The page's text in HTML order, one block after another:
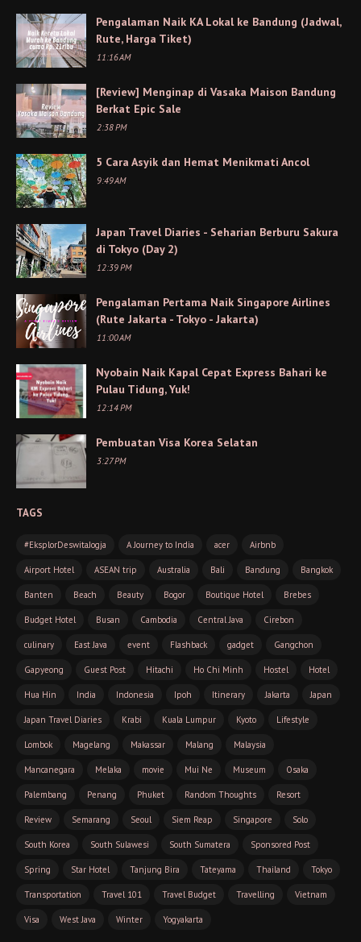
Pengalaman Naik KA Lokal ke Bandung (Jadwal,
Rute, Harga Tiket)
11:16 AM
[Review] Menginap di Vasaka Maison Bandung
Berkat Epic Sale
2:38 PM
5 Cara Asyik dan Hemat Menikmati Ancol
9:49 AM
Japan Travel Diaries - Seharian Berburu Sakura
di Tokyo (Day 2)
12:39 PM
Pengalaman Pertama Naik Singapore Airlines
(Rute Jakarta - Tokyo - Jakarta)
11:00 AM
Nyobain Naik Kapal Cepat Express Bahari ke
Pulau Tidung, Yuk!
12:14 PM
Pembuatan Visa Korea Selatan
3:27 PM
TAGS
#EksplorDeswitaJogja A Journey to India acer Airbnb
Airport Hotel ASEAN trip Australia Bali Bandung Bangkok
Banten Beach Beauty Bogor Boutique Hotel Brebes
Budget Hotel Busan Cambodia Central Java Cirebon
culinary East Java event Flashback gadget Gangchon
Gapyeong Guest Post Hitachi Ho Chi Minh Hostel Hotel
Hua Hin India Indonesia Ipoh Itinerary Jakarta Japan
Japan Travel Diaries Krabi Kuala Lumpur Kyoto Lifestyle
Lombok Magelang Makassar Malang Malaysia
Mancanegara Melaka movie Mui Ne Museum Osaka
Palembang Penang Phuket Random Thoughts Resort
Review Semarang Seoul Siem Reap Singapore Solo
South Korea South Sulawesi South Sumatera Sponsored Post
Spring Star Hotel Tanjung Bira Tateyama Thailand Tokyo
Transportation Travel 101 Travel Budget Travelling Vietnam
Visa West Java Winter Yogyakarta